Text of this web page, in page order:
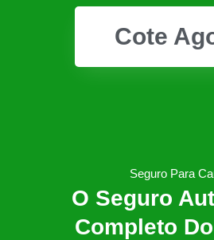
Cote
Seguro Para
O Seguro
Completo